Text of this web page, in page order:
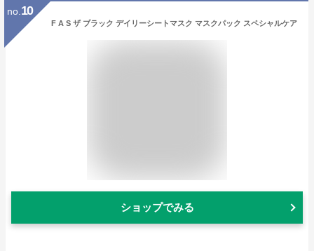
no. 10
F A S ザ ブラック デイリーシートマスク マスクパック スペシャルケア
ショップでみる